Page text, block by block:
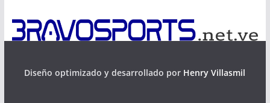
Diseño optimizado y desarrollado por Henry Villasmil